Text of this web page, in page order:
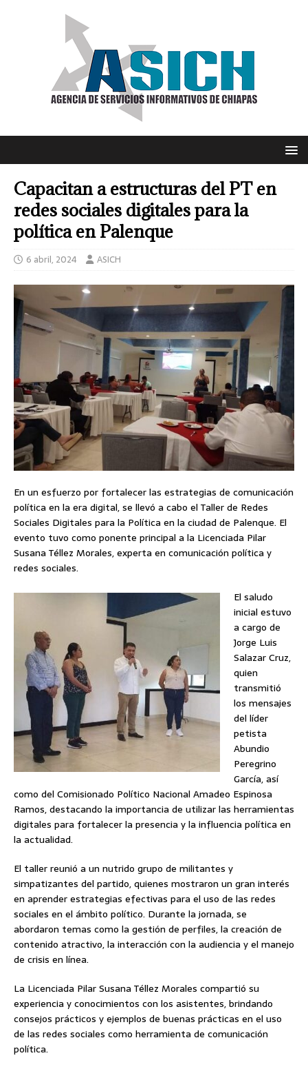
Capacitan a estructuras del PT en
redes sociales digitales para la
política en Palenque
6 abril, 2024 ASICH
En un esfuerzo por fortalecer las estrategias de comunicación
política en la era digital, se llevó a cabo el Taller de Redes
Sociales Digitales para la Política en la ciudad de Palenque. El
evento tuvo como ponente principal a la Licenciada Pilar
Susana Téllez Morales, experta en comunicación política y
redes sociales.
El saludo
inicial estuvo
a cargo de
Jorge Luis
Salazar Cruz,
quien
transmitió
los mensajes
del líder
petista
Abundio
Peregrino
García, así
como del Comisionado Político Nacional Amadeo Espinosa
Ramos, destacando la importancia de utilizar las herramientas
digitales para fortalecer la presencia y la influencia política en
la actualidad.
El taller reunió a un nutrido grupo de militantes y
simpatizantes del partido, quienes mostraron un gran interés
en aprender estrategias efectivas para el uso de las redes
sociales en el ámbito político. Durante la jornada, se
abordaron temas como la gestión de perfiles, la creación de
contenido atractivo, la interacción con la audiencia y el manejo
de crisis en línea.
La Licenciada Pilar Susana Téllez Morales compartió su
experiencia y conocimientos con los asistentes, brindando
consejos prácticos y ejemplos de buenas prácticas en el uso
de las redes sociales como herramienta de comunicación
política.